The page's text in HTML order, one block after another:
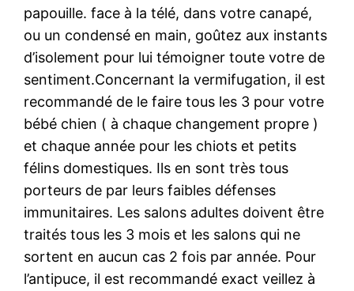
papouille. face à la télé, dans votre canapé,
ou un condensé en main, goûtez aux instants
d’isolement pour lui témoigner toute votre de
sentiment.Concernant la vermifugation, il est
recommandé de le faire tous les 3 pour votre
bébé chien ( à chaque changement propre )
et chaque année pour les chiots et petits
félins domestiques. Ils en sont très tous
porteurs de par leurs faibles défenses
immunitaires. Les salons adultes doivent être
traités tous les 3 mois et les salons qui ne
sortent en aucun cas 2 fois par année. Pour
l’antipuce, il est recommandé exact veillez à